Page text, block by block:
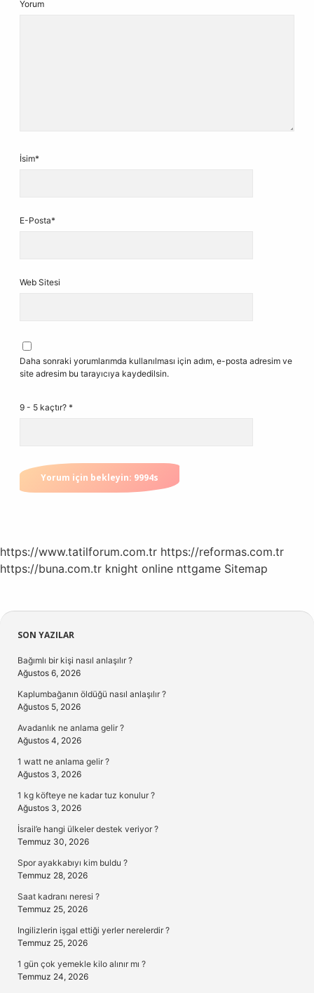
Yorum
İsim*
E-Posta*
Web Sitesi
Daha sonraki yorumlarımda kullanılması için adım, e-posta adresim ve
site adresim bu tarayıcıya kaydedilsin.
9 - 5 kaçtır? *
https://www.tatilforum.com.tr https://reformas.com.tr
https://buna.com.tr knight online nttgame Sitemap
Sidebar
SON YAZILAR
Bağımlı bir kişi nasıl anlaşılır ?
Ağustos 6, 2026
Kaplumbağanın öldüğü nasıl anlaşılır ?
Ağustos 5, 2026
Avadanlık ne anlama gelir ?
Ağustos 4, 2026
1 watt ne anlama gelir ?
Ağustos 3, 2026
1 kg köfteye ne kadar tuz konulur ?
Ağustos 3, 2026
İsrail’e hangi ülkeler destek veriyor ?
Temmuz 30, 2026
Spor ayakkabıyı kim buldu ?
Temmuz 28, 2026
Saat kadranı neresi ?
Temmuz 25, 2026
Ingilizlerin işgal ettiği yerler nerelerdir ?
Temmuz 25, 2026
1 gün çok yemekle kilo alınır mı ?
Temmuz 24, 2026